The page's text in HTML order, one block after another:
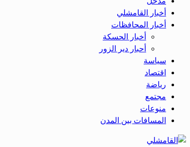
أخبار القامشلي
أخبار المحافظات
أخبار الحسكة
أحبار دير الزور
سياسة
اقتصاد
رياضة
مجتمع
منوعات
المسافات بين المدن